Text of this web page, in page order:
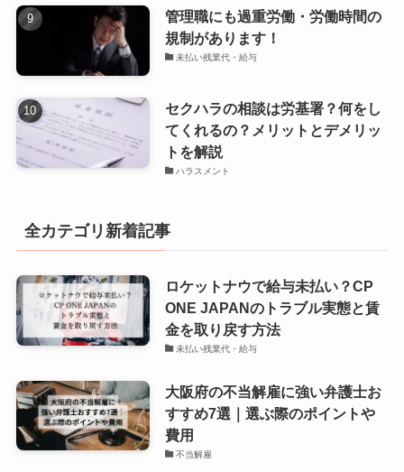
管理職にも過重労働・労働時間の
規制があります！
未払い残業代・給与
セクハラの相談は労基署？何をし
てくれるの？メリットとデメリッ
トを解説
ハラスメント
全カテゴリ新着記事
ロケットナウで給与未払い？CP
ONE JAPANのトラブル実態と賃
金を取り戻す方法
未払い残業代・給与
大阪府の不当解雇に強い弁護士お
すすめ7選｜選ぶ際のポイントや
費用
不当解雇